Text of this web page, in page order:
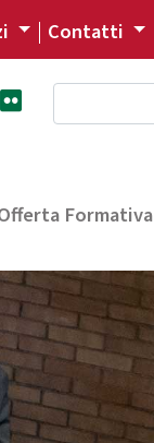
Contatti
Formativa